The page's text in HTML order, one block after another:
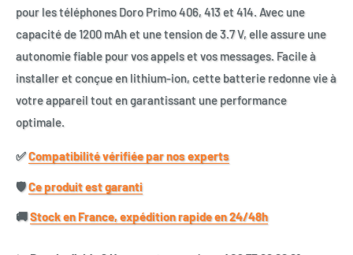
pour les téléphones Doro Primo 406, 413 et 414. Avec une
capacité de 1200 mAh et une tension de 3.7 V, elle assure une
autonomie fiable pour vos appels et vos messages. Facile à
installer et conçue en lithium-ion, cette batterie redonne vie à
votre appareil tout en garantissant une performance
optimale.
✅​Compatibilité vérifiée par nos experts
🛡️​Ce produit est garanti
🚚​Stock en France, expédition rapide en 24/48h